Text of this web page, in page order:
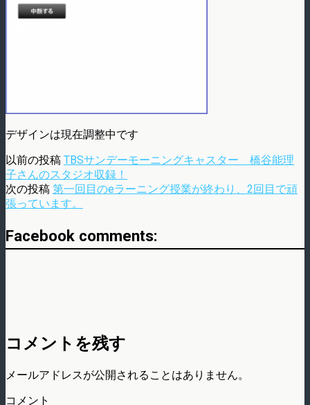
デザインは現在調整中です
以前の投稿 TBSサンデーモーニングキャスター 橋谷能理
子さんのスタジオ収録！
次の投稿 第一回目のeラーニング授業が終わり、2回目で頑
張っています。
Facebook comments:
コメントを残す
メールアドレスが公開されることはありません。
コメント